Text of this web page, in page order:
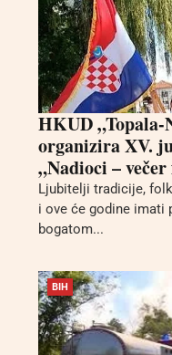
HKUD „Topala-
organizira XV.
„Nadioci –
Ljubitelji tradicije,
i ove će godine imati
bogatom...
BIH